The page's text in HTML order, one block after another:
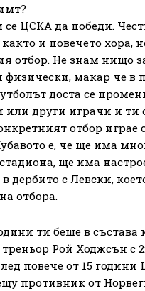
ЦСКА да победи.
и повечето хора,
отбор. Не знам нищо
физически, макар че в
доста се
или други играчи и ти
отбор играе
е, че ще има
ще има
в дербито с Левски,
отбора.
ти беше в състава
Рой Ходжсън с
повече от 15 години
противник от